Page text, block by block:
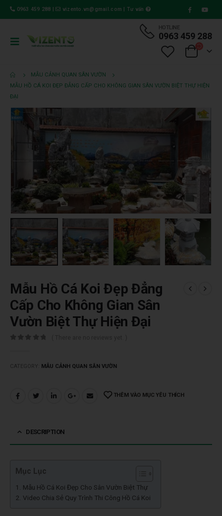
0963 459 288 vizento.vn@gmail.com Tư vấn
HOTLINE
0963 459 288
MẪU CẢNH QUAN SÂN VƯỜN
MẪU HỒ CÁ KOI ĐẸP ĐẲNG CẤP CHO KHÔNG GIAN SÂN VƯỜN BIỆT THỰ HIỆN
ĐẠI
Mẫu Hồ Cá Koi Đẹp Đẳng
Cấp Cho Không Gian Sân
Vườn Biệt Thự Hiện Đại
CATEGORY: MẪU CẢNH QUAN SÂN VƯỜN
THÊM VÀO MỤC YÊU THÍCH
DESCRIPTION
Mục Lục
Mẫu Hồ Cá Koi Đẹp Cho Sân Vườn Biệt Thự
Video Chia Sẻ Quy Trình Thi Công Hồ Cá Koi